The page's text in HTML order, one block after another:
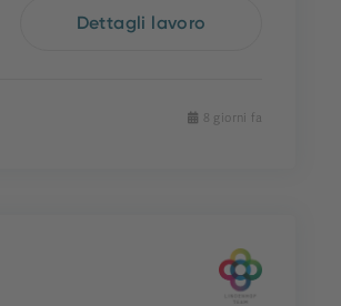
Dettagli lavoro
8 giorni fa